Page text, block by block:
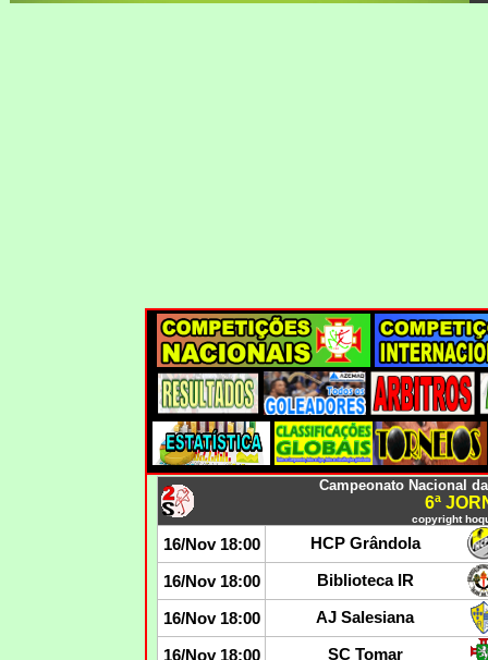
Campeonato Nacional
6ª
copyright
16/Nov 18:00 HCP Grândola
16/Nov 18:00 Biblioteca IR
16/Nov 18:00 AJ Salesiana
16/Nov 18:00 SC Tomar